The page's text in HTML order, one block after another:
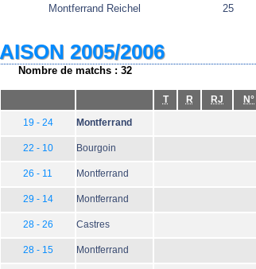
Montferrand Reichel 25
2005/2006
Nombre de matchs : 32
T R RJ N°
19 - 24 Montferrand
22 - 10 Bourgoin
26 - 11 Montferrand
29 - 14 Montferrand
28 - 26 Castres
28 - 15 Montferrand